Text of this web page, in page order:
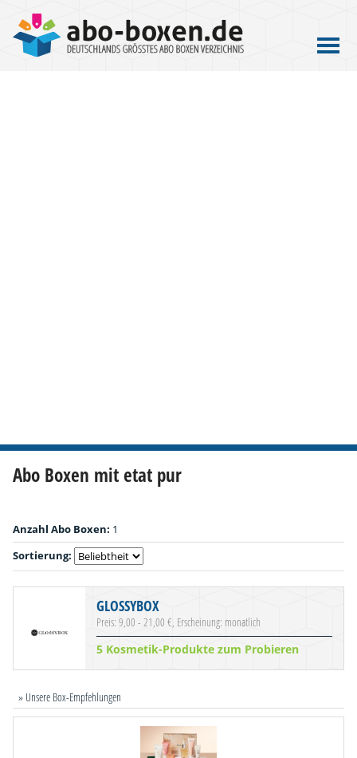
Abo Boxen mit etat pur
Anzahl Abo Boxen: 1
Sortierung:
GLOSSYBOX
Preis: 9,00 - 21,00 €, Erscheinung: monatlich
5 Kosmetik-Produkte zum Probieren
» Unsere Box-Empfehlungen